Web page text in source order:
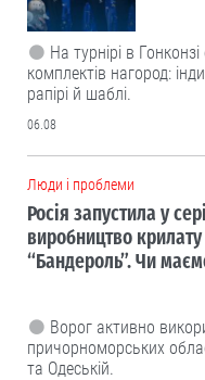
На турнірі в
комплектів нагород:
рапірі й шаблі.
06.08
Люди і проблеми
Росія запустила у
виробництво
“Бандероль”. Чи
Ворог активно
причорноморських
та Одеській.